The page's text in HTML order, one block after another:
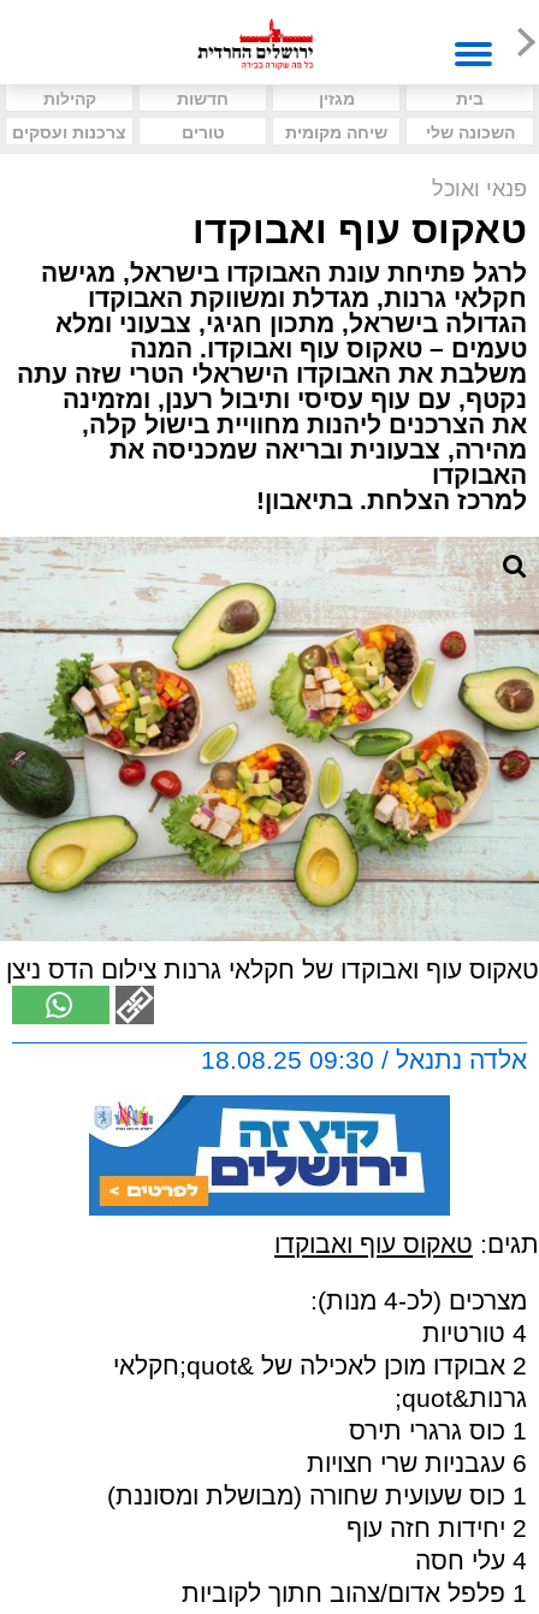
בית מגזין חדשות
קהילות
השכונה שלי
שיחה מקומית טורים צרכנות ועסקים
פנאי ואוכל
טאקוס עוף ואבוקדו
לרגל פתיחת עונת האבוקדו בישראל, מגישה
חקלאי גרנות, מגדלת ומשווקת האבוקדו
הגדולה בישראל, מתכון חגיגי, צבעוני ומלא
טעמים – טאקוס עוף ואבוקדו. המנה
משלבת את האבוקדו הישראלי הטרי שזה עתה
נקטף, עם עוף עסיסי ותיבול רענן, ומזמינה
את הצרכנים ליהנות מחוויית בישול קלה,
מהירה, צבעונית ובריאה שמכניסה את
האבוקדו
למרכז הצלחת. בתיאבון!
טאקוס עוף ואבוקדו של חקלאי גרנות צילום הדס ניצן
אלדה נתנאל / 09:30 18.08.25
תגים: טאקוס עוף ואבוקדו
מצרכים (לכ-4 מנות):
4 טורטיות
2 אבוקדו מוכן לאכילה של &quot;חקלאי
גרנות&quot;
1 כוס גרגרי תירס
6 עגבניות שרי חצויות
1 כוס שעועית שחורה (מבושלת ומסוננת)
2 יחידות חזה עוף
4 עלי חסה
1 פלפל אדום/צהוב חתוך לקוביות